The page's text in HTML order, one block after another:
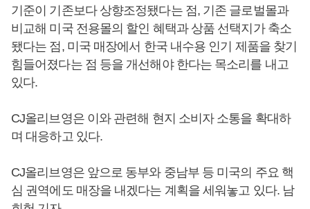
기준이 기존보다 상향조정됐다는 점, 기존 글로벌몰과
비교해 미국 전용몰의 할인 혜택과 상품 선택지가 축소
됐다는 점, 미국 매장에서 한국 내수용 인기 제품을 찾기
힘들어졌다는 점 등을 개선해야 한다는 목소리를 내고
있다.
CJ올리브영은 이와 관련해 현지 소비자 소통을 확대하
며 대응하고 있다.
CJ올리브영은 앞으로 동부와 중남부 등 미국의 주요 핵
심 권역에도 매장을 내겠다는 계획을 세워놓고 있다. 남